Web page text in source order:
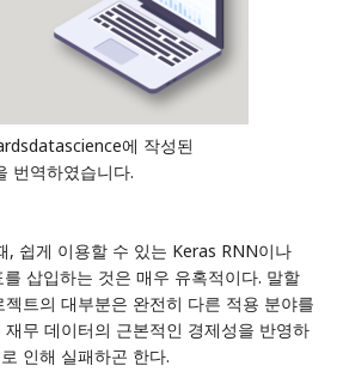
에 작성된
번역하였습니다.
, 쉽게 이용할 수 있는 Keras RNN이나
삽입하는 것은 매우 유혹적이다. 말할
트의 대부분은 완전히 다른 적용 분야를
무 데이터의 근본적인 경제성을 반영하
인해 실패하곤 한다.